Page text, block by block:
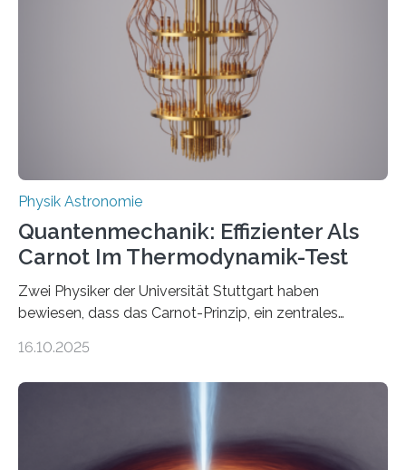
Jahre alt geworden ist, weshalb die UNESCO 2025 zum
Internationalen Jahr der Quantenwissenschaft und -
technologie ausgerufen hat. Doch nun hat eine
internationale Forschungsgruppe um den
Physik Astronomie
Quantenmechanik: Effizienter Als
Carnot Im Thermodynamik-Test
Zwei Physiker der Universität Stuttgart haben
bewiesen, dass das Carnot-Prinzip, ein zentrales
Größenordnung von Atomen gilt, deren physikalische
Quantenmotoren voranbringen. Das
Wissenschaftsjournal Science Advances veröffentlichte
16.10.2025